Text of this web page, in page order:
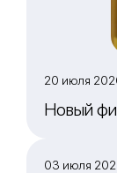
20 июля
Новый
03 июля